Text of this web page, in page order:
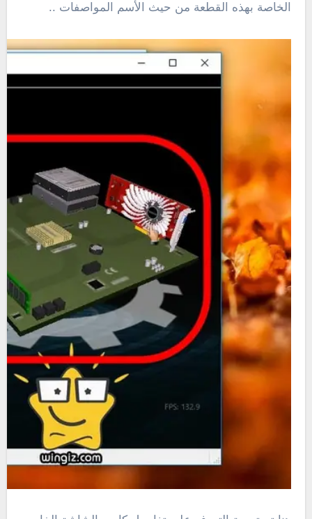
الخاصة بهذه القطعة من حيث الأسم المواصفات ..